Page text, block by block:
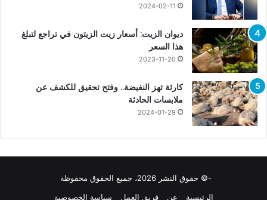
2024-02-11
ديوان الزيت: أسعار زيت الزيتون في تراجع لتبلغ
هذا السعر
2023-11-20
كارثة تهز النفيضة.. وفتح تحقيق للكشف عن
ملابسات الحادثة
2024-01-29
-© حقوق النشر 2026، جميع الحقوق محفوظة
الرئيسية
عن فريق العمل سياسة الخصوصية